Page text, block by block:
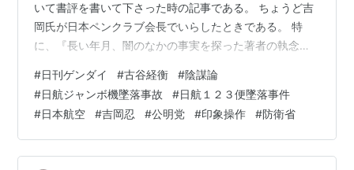
いて書評を書いて下さった時の記事である。 ちょうど吉
岡氏が日本ペンクラブ会長でいらしたときである。 特
に、『長い年月、闇のなかの事実を探った著者の執念に
評に、私は心の底から感謝した。 （２０１７年付１０月
２３日、公明新聞） 国土交通大臣が、政権与党の公明党
議員であることが固定しているため、わざわざ公明党の
新聞に掲載をしてくださった。ここに至るいきさつは今
でも鮮明に覚えている。 私は、大学院時代にジャーナリ
#日刊ゲンダイ #古谷経衡 #陰謀論
#日航ジャンボ機墜落事故 #日航１２３便墜落事件
#日本航空 #吉岡忍 #公明党 #印象操作 #防衛省